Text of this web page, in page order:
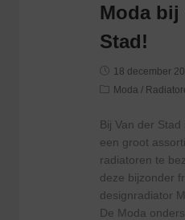
Moda bij
Stad!
18 december
Moda /
Bij Van der
een groot
radiatoren te
deze bijzonder
designradiator
De Moda